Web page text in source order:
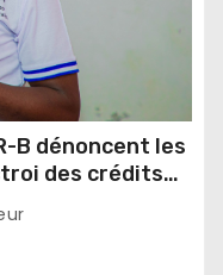
B dénoncent les
des crédits